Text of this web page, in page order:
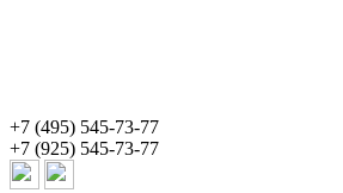
+7 (495) 545-73-77
+7 (925) 545-73-77